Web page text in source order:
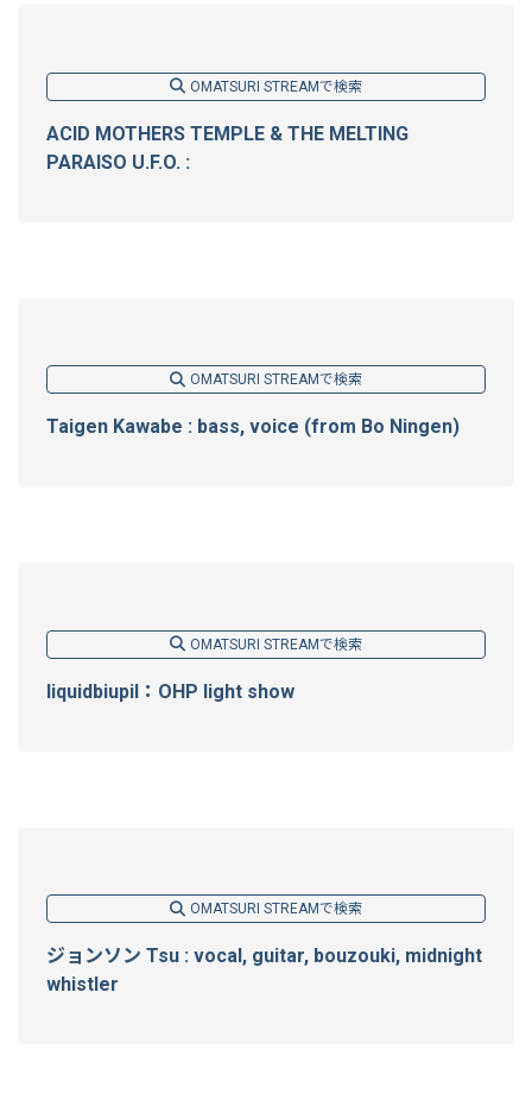
OMATSURI STREAMで検索
ACID MOTHERS TEMPLE & THE MELTING
PARAISO U.F.O. :
OMATSURI STREAMで検索
Taigen Kawabe : bass, voice (from Bo Ningen)
OMATSURI STREAMで検索
liquidbiupil：OHP light show
OMATSURI STREAMで検索
ジョンソン Tsu : vocal, guitar, bouzouki, midnight
whistler